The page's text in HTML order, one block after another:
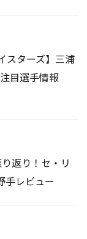
スターズ】三浦
目選手情報
返り！セ・リ
手レビュー